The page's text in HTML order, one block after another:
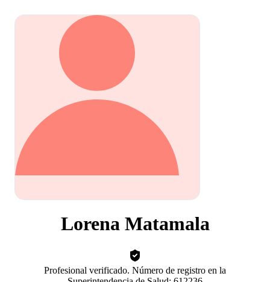
Lorena Matamala
Profesional verificado. Número de registro en la